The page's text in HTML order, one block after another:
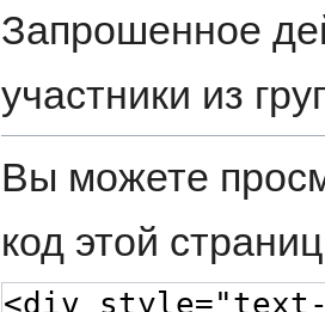
Запрошенное
участники из
Вы можете
код этой